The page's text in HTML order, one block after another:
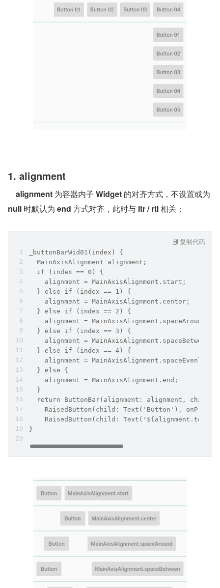
1. alignment
alignment 为容器内子 Widget
null 时默认为 end 方式对齐，此时与 ltr / rtl 相关；
_buttonBarWid01(index) {
  MainAxisAlignment alignment;
  if (index == 0) {
    alignment = MainAxisAlignment.start;
  } else if (index == 1) {
    alignment = MainAxisAlignment.center;
  } else if (index == 2) {
    alignment = MainAxisAlignment.spaceAround;
  } else if (index == 3) {
    alignment = MainAxisAlignment.spaceBetween;
  } else if (index == 4) {
    alignment = MainAxisAlignment.spaceEvenly;
  } else {
    alignment = MainAxisAlignment.end;
  }
return ButtonBar(alignment: alignment,
RaisedButton(child: Text('Button'),
RaisedButton(child:
}
复制代码